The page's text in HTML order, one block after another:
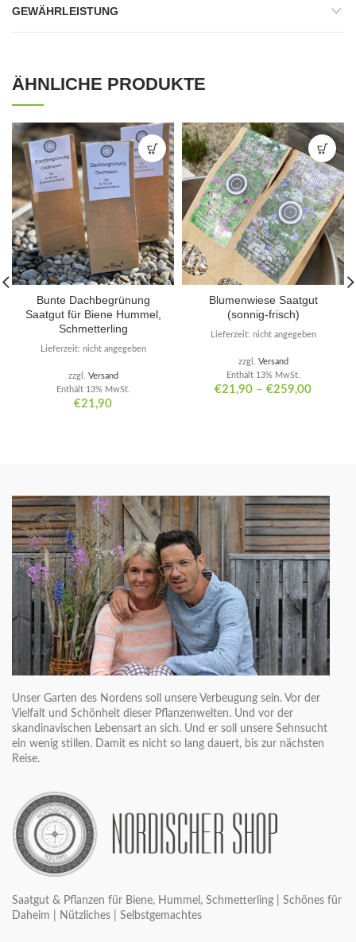
GEWÄHRLEISTUNG
ÄHNLICHE PRODUKTE
Bunte Dachbegrünung
Saatgut für Biene Hummel,
Schmetterling
€21,90
Enthält 13% MwSt.
zzgl. Versand
Lieferzeit: nicht angegeben
Blumenwiese Saatgut
(sonnig-frisch)
€21,90 – €259,00
Enthält 13% MwSt.
zzgl. Versand
Lieferzeit: nicht angegeben
Unser Garten des Nordens soll unsere Verbeugung sein. Vor der
Vielfalt und Schönheit dieser Pflanzenwelten. Und vor der
skandinavischen Lebensart an sich. Und er soll unsere Sehnsucht
ein wenig stillen. Damit es nicht so lang dauert, bis zur nächsten
Reise.
Saatgut & Pflanzen für Biene, Hummel, Schmetterling | Schönes für
Daheim | Nützliches | Selbstgemachtes